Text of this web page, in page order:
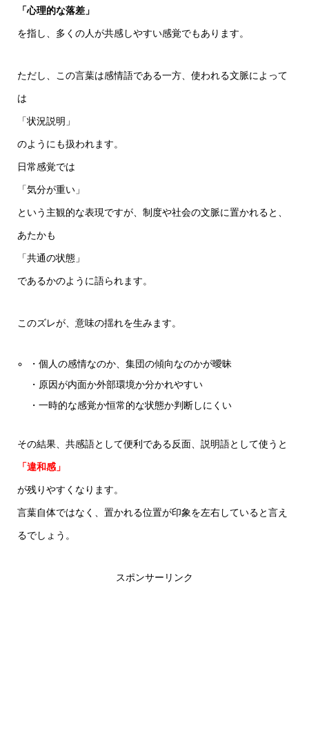
「心理的な落差」
を指し、多くの人が共感しやすい感覚でもあります。
ただし、この言葉は感情語である一方、使われる文脈によって
は
「状況説明」
のようにも扱われます。
日常感覚では
「気分が重い」
という主観的な表現ですが、制度や社会の文脈に置かれると、
あたかも
「共通の状態」
であるかのように語られます。
このズレが、意味の揺れを生みます。
・個人の感情なのか、集団の傾向なのかが曖昧
・原因が内面か外部環境か分かれやすい
・一時的な感覚か恒常的な状態か判断しにくい
その結果、共感語として便利である反面、説明語として使うと
「違和感」
が残りやすくなります。
言葉自体ではなく、置かれる位置が印象を左右していると言え
るでしょう。
スポンサーリンク